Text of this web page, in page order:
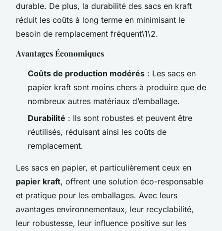
durable. De plus, la durabilité des sacs en kraft
réduit les coûts à long terme en minimisant le
besoin de remplacement fréquent\1\2.
Avantages Économiques
Coûts de production modérés : Les sacs en
papier kraft sont moins chers à produire que de
nombreux autres matériaux d’emballage.
Durabilité : Ils sont robustes et peuvent être
réutilisés, réduisant ainsi les coûts de
remplacement.
Les sacs en papier, et particulièrement ceux en
papier kraft, offrent une solution éco-responsable
et pratique pour les emballages. Avec leurs
avantages environnementaux, leur recyclabilité,
leur robustesse, leur influence positive sur les